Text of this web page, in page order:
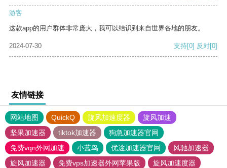
游客
这款app的用户群体非常庞大，我可以结识到来自世界各地的朋友。
2024-07-30 支持[0] 反对[0]
友情链接
网站地图 QuickQ 旋风加速度器
旋风加速
坚果加速器
tiktok加速器
狗急加速器官网
免费vqn外网加速
小蓝鸟 优途加速器官网
风驰加速器
旋风加速器
免费vps加速器外网苹果版
旋风加速度器